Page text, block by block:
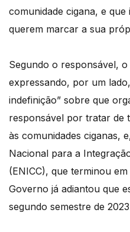
comunidade cigana, e
querem marcar a sua
Segundo o responsável,
expressando, por um
indefinição” sobre que
responsável por tratar de
às comunidades ciganas,
Nacional para a
(ENICC), que terminou
Governo já adiantou que
segundo semestre de